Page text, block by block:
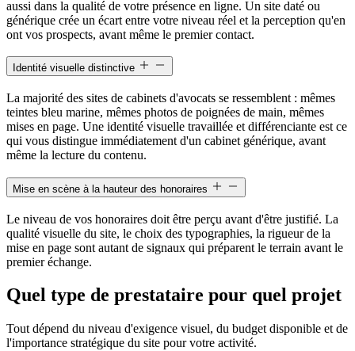
aussi dans la qualité de votre présence en ligne. Un site daté ou
générique crée un écart entre votre niveau réel et la perception qu'en
ont vos prospects, avant même le premier contact.
Identité visuelle distinctive
La majorité des sites de cabinets d'avocats se ressemblent : mêmes
teintes bleu marine, mêmes photos de poignées de main, mêmes
mises en page. Une identité visuelle travaillée et différenciante est ce
qui vous distingue immédiatement d'un cabinet générique, avant
même la lecture du contenu.
Mise en scène à la hauteur des honoraires
Le niveau de vos honoraires doit être perçu avant d'être justifié. La
qualité visuelle du site, le choix des typographies, la rigueur de la
mise en page sont autant de signaux qui préparent le terrain avant le
premier échange.
Quel type de prestataire pour quel projet
Tout dépend du niveau d'exigence visuel, du budget disponible et de
l'importance stratégique du site pour votre activité.